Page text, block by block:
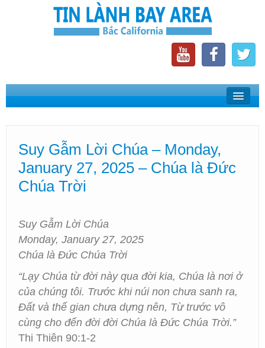
Home
Phát Thanh Tin Lành Bay Area
Các Hội Thánh Bắc California
Suy Gẫm Lời Chúa – Monday,
January 27, 2025 – Chúa là Đức
Chúa Trời
Suy Gẫm Lời Chúa
Monday, January 27, 2025
Chúa là Đức Chúa Trời
“Lạy Chúa từ đời này qua đời kia, Chúa là nơi ở
của chúng tôi. Trước khi núi non chưa sanh ra,
Đất và thế gian chưa dựng nên, Từ trước vô
cùng cho đến đời đời Chúa là Đức Chúa Trời.”
Thi Thiên 90:1-2